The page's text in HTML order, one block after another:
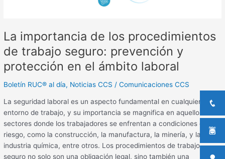
La importancia de los procedimientos
de trabajo seguro: prevención y
protección en el ámbito laboral
Boletín RUC® al día, Noticias CCS /Comunicaciones CCS
La seguridad laboral es un aspecto fundamental en cualquier
entorno de trabajo, y su importancia se magnifica en aquellos
sectores donde los trabajadores se enfrentan a condiciones de
riesgo, como la construcción, la manufactura, la minería, y la
industria química, entre otros. Los procedimientos de trabajo
seguro no solo son una obligación legal, sino también una
el
ámbito
laboral